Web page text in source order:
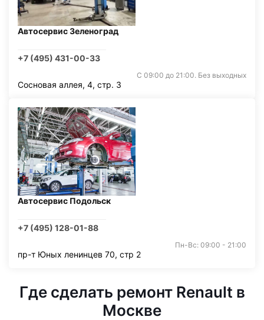
Автосервис Зеленоград
+7 (495) 431-00-33
С 09:00 до 21:00. Без выходных
Сосновая аллея, 4, стр. 3
Автосервис Подольск
+7 (495) 128-01-88
Пн-Вс: 09:00 - 21:00
пр-т Юных ленинцев 70, стр 2
Где сделать ремонт Renault в
Москве